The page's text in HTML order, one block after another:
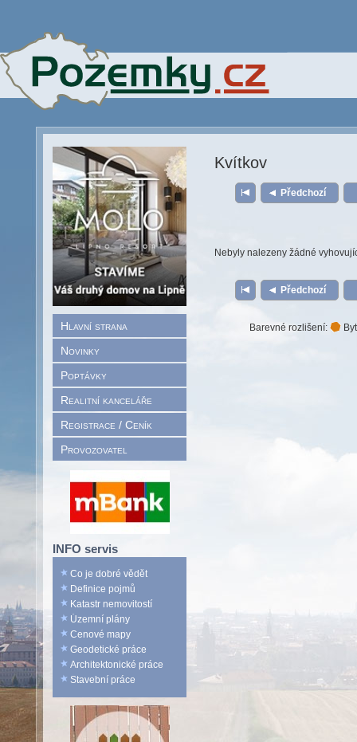
Hlavní strana
Novinky
Poptávky
Realitní kanceláře
Registrace / Ceník
Provozovatel
INFO servis
Co je dobré vědět
Definice pojmů
Katastr nemovitostí
Územní plány
Cenové mapy
Geodetické práce
Architektonické práce
Stavební práce
Kvítkov
Předchozí
Nebyly nalezeny žádné
Předchozí
Barevné rozlišení: